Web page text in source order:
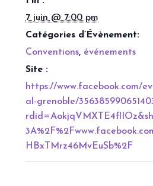
7 juin @ 7:00 pm
Catégories d’Évènement:
Conventions, événements
Site :
https://www.facebook.com/
al-grenoble/
HBxTMrz46MvEuSb%2F